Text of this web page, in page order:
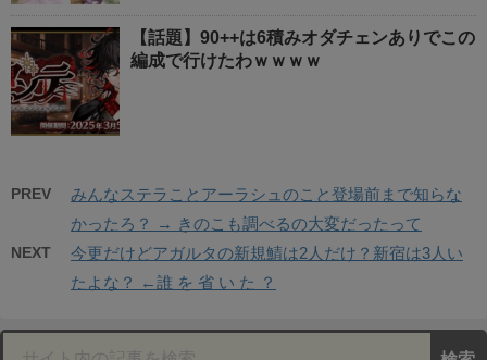
【話題】90++は6積みオダチェンありでこの
編成で行けたわｗｗｗｗ
PREV
みんなステラことアーラシュのこと登場前まで知らな
かったろ？ → きのこも調べるの大変だったって
NEXT
今更だけどアガルタの新規鯖は2人だけ？新宿は3人い
たよな？ ←誰 を 省 い た ？